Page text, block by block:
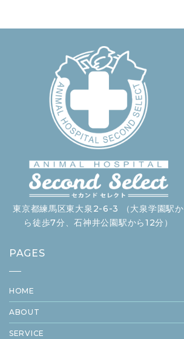
東京都練馬区東大泉2-6-3 （大泉学園駅か
ら徒歩7分、石神井公園駅から12分）
PAGES
HOME
ABOUT
SERVICE